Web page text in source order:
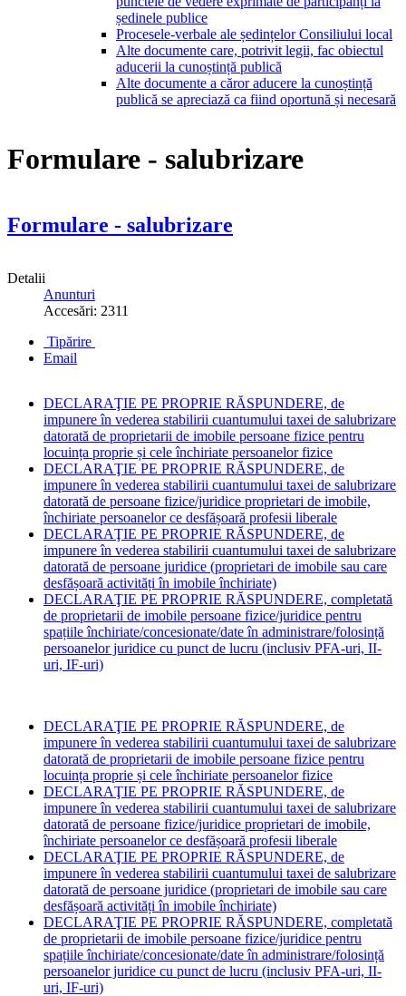
ședinele publice
Procesele-verbale ale ședințelor Consiliului local
Alte documente care, potrivit legii, fac obiectul
aducerii la cunoștință publică
Alte documente a căror aducere la cunoștință
publică se apreciază ca fiind oportună și necesară
Formulare - salubrizare
Formulare - salubrizare
Detalii
Anunturi
Accesări: 2311
Tipărire
Email
DECLARAŢIE PE PROPRIE RĂSPUNDERE, de
impunere în vederea stabilirii cuantumului taxei de salubrizare
datorată de proprietarii de imobile persoane fizice pentru
locuința proprie și cele închiriate persoanelor fizice
DECLARAŢIE PE PROPRIE RĂSPUNDERE, de
impunere în vederea stabilirii cuantumului taxei de salubrizare
datorată de persoane fizice/juridice proprietari de imobile,
închiriate persoanelor ce desfășoară profesii liberale
DECLARAŢIE PE PROPRIE RĂSPUNDERE, de
impunere în vederea stabilirii cuantumului taxei de salubrizare
datorată de persoane juridice (proprietari de imobile sau care
desfășoară activități în imobile închiriate)
DECLARAŢIE PE PROPRIE RĂSPUNDERE, completată
de proprietarii de imobile persoane fizice/juridice pentru
spațiile închiriate/concesionate/date în administrare/folosință
persoanelor juridice cu punct de lucru (inclusiv PFA-uri, II-
uri, IF-uri)
DECLARAŢIE PE PROPRIE RĂSPUNDERE, de
impunere în vederea stabilirii cuantumului taxei de salubrizare
datorată de proprietarii de imobile persoane fizice pentru
locuința proprie și cele închiriate persoanelor fizice
DECLARAŢIE PE PROPRIE RĂSPUNDERE, de
impunere în vederea stabilirii cuantumului taxei de salubrizare
datorată de persoane fizice/juridice proprietari de imobile,
închiriate persoanelor ce desfășoară profesii liberale
DECLARAŢIE PE PROPRIE RĂSPUNDERE, de
impunere în vederea stabilirii cuantumului taxei de salubrizare
datorată de persoane juridice (proprietari de imobile sau care
desfășoară activități în imobile închiriate)
DECLARAŢIE PE PROPRIE RĂSPUNDERE, completată
de proprietarii de imobile persoane fizice/juridice pentru
spațiile închiriate/concesionate/date în administrare/folosință
persoanelor juridice cu punct de lucru (inclusiv PFA-uri, II-
uri, IF-uri)